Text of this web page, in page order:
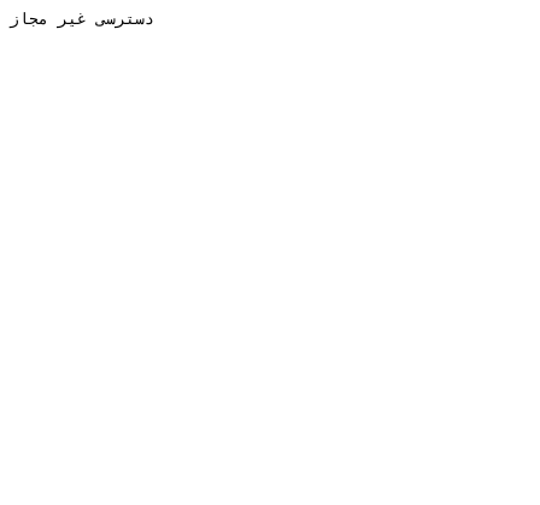
دسترسی غیر مجاز